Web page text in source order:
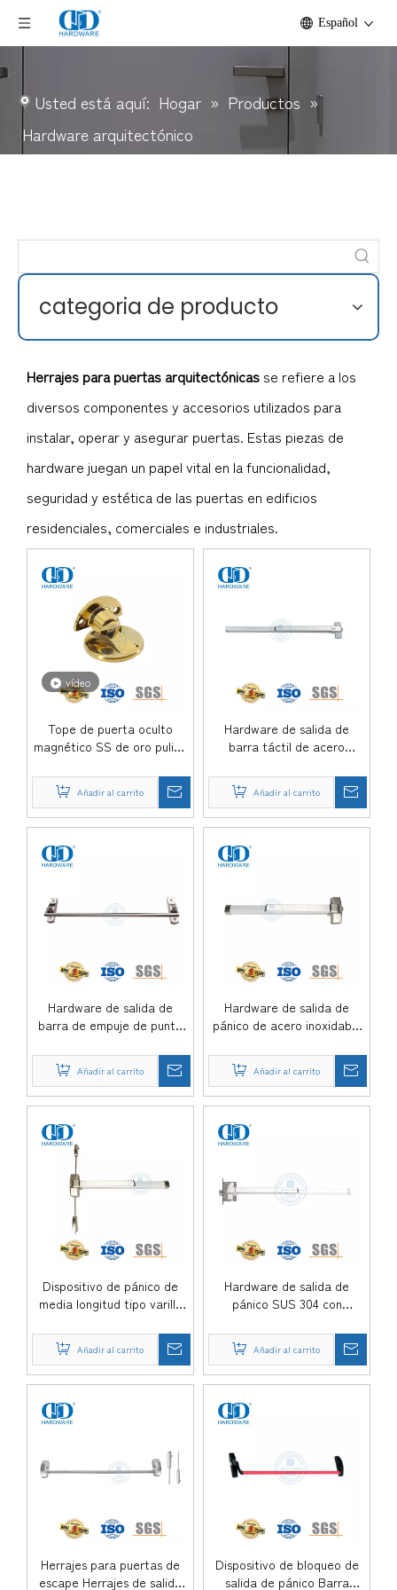
Español
Usted está aquí: Hogar » Productos »
Hardware arquitectónico
categoria de producto
Herrajes para puertas arquitectónicasse refiere a los
diversos componentes y accesorios utilizados para
instalar, operar y asegurar puertas. Estas piezas de
hardware juegan un papel vital en la funcionalidad,
seguridad y estética de las puertas en edificios
residenciales, comerciales e industriales.
vídeo
Tope de puerta oculto
magnético SS de oro pulido
de hotel-DDDS036
Añadir al carrito
Hardware de salida de
barra táctil de acero
pulgar Dogging-DDPD007-
SSS
Añadir al carrito
Hardware de salida de
barra de empuje de punto
inoxidable-DDPD009-SSS
Añadir al carrito
Hardware de salida de
pánico de acero inoxidable
borde-DDPD001-SSS
Añadir al carrito
Dispositivo de pánico de
media longitud tipo varilla
comercial-DDPD002-SSS
Añadir al carrito
Hardware de salida de
pánico SUS 304 con
estándar estadounidense-
DDPD039-SSS
Añadir al carrito
Herrajes para puertas de
escape Herrajes de salida
Dispositivo de bloqueo de
salida de pánico Barra